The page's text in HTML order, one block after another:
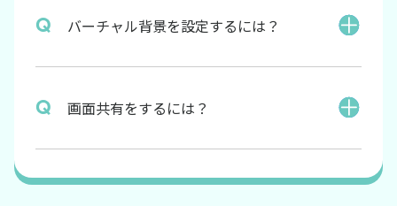
バーチャル背景を設定するには？
画面共有をするには？